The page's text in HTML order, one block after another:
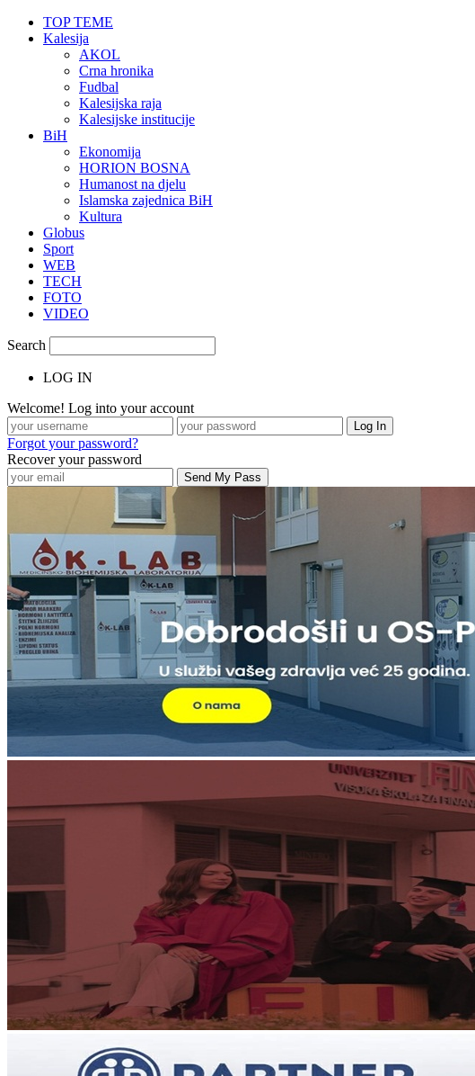
TOP TEME
Kalesija
AKOL
Crna hronika
Fudbal
Kalesijska raja
Kalesijske institucije
BiH
Ekonomija
HORION BOSNA
Humanost na djelu
Islamska zajednica BiH
Kultura
Globus
Sport
WEB
TECH
FOTO
VIDEO
Search
LOG IN
Welcome! Log into your account
Forgot your password?
Recover your password